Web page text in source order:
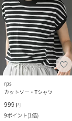
rps
カットソー・Tシャツ
999 円
9ポイント(1倍)